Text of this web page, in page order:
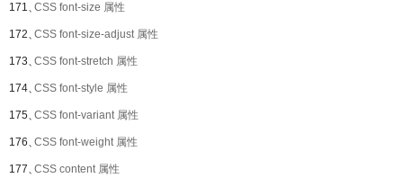
171、CSS font-size 属性
172、CSS font-size-adjust 属性
173、CSS font-stretch 属性
174、CSS font-style 属性
175、CSS font-variant 属性
176、CSS font-weight 属性
177、CSS content 属性